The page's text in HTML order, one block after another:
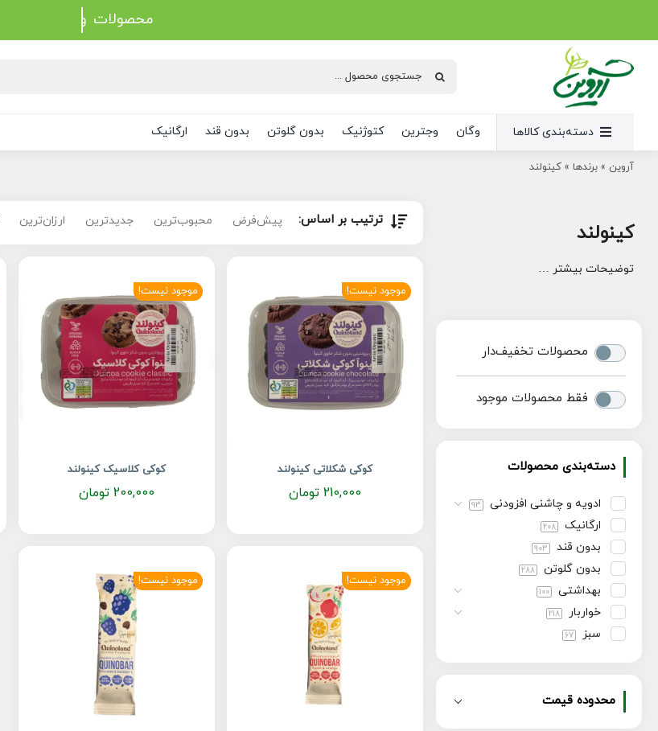
محصولات
جستجو
دسته‌بندی کالاها وگان وجترین کتوژنیک بدون گلوتن بدون قند ارگانیک
آروین » برندها » کینولند
کینولند
توضیحات بیشتر …
محصولات تخفیف‌دار
فقط محصولات موجود
دسته‌بندی محصولات
ادویه و چاشنی افزودنی 93
ارگانیک 208
بدون قند 903
بدون گلوتن 288
بهداشتی 100
خواربار 218
سبز 67
کتوژنیک 421
محدوده قیمت
ترتیب بر اساس: پیش‌فرض محبوب‌ترین جدیدترین ارزان‌ترین
موجود نیست!
کوکی شکلاتی کینولند
210,000 تومان
موجود نیست!
کوکی کلاسیک کینولند
200,000 تومان
موجود نیست! موجود نیست!